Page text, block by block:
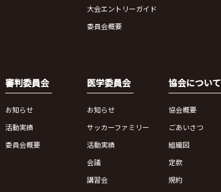
大会エントリーガイド
委員会概要
審判委員会
お知らせ
活動実績
委員会概要
医学委員会
お知らせ
サッカーファミリー
活動実績
会議
講習会
協会について
協会概要
ごあいさつ
組織図
定款
規約